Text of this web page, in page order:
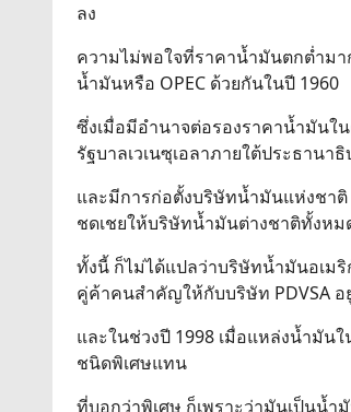
ลง
ความไม่พอใจที่ราคาน้ำมันตกต่ำมา
น้ำมันหรือ OPEC ด้วยกันในปี 1960
ซึ่งเมื่อมีอำนาจต่อรองราคาน้ำมันใ
รัฐบาลเวเนซุเอลาภายใต้ประธาน
และมีการก่อตั้งบริษัทน้ำมันแห่งชาติ
ชดเชยให้บริษัทน้ำมันต่างชาติทั้งหม
ทั้งนี้ ก็ไม่ได้แปลว่าบริษัทน้ำมันอเมริ
คู่ค้าคนสำคัญให้กับบริษัท PDVSA อ
และในช่วงปี 1998 เมื่อแหล่งน้ำมัน
ชนิดพิเศษแทน
ที่บอกว่าพิเศษ ก็เพราะว่ามันเป็นน้